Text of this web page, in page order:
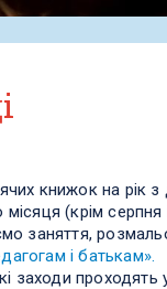
книжок на рік
(крім серпня
заняття,
і батькам».
заходи проходять